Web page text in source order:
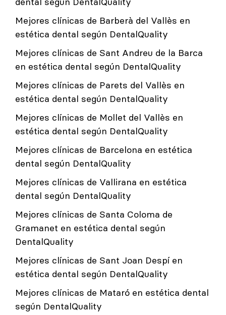
Mejores clínicas de Barberà del Vallès en
estética dental según DentalQuality
Mejores clínicas de Sant Andreu de la Barca
en estética dental según DentalQuality
Mejores clínicas de Parets del Vallès en
estética dental según DentalQuality
Mejores clínicas de Mollet del Vallès en
estética dental según DentalQuality
Mejores clínicas de Barcelona en estética
dental según DentalQuality
Mejores clínicas de Vallirana en estética
dental según DentalQuality
Mejores clínicas de Santa Coloma de
Gramanet en estética dental según
DentalQuality
Mejores clínicas de Sant Joan Despí en
estética dental según DentalQuality
Mejores clínicas de Mataró en estética dental
según DentalQuality